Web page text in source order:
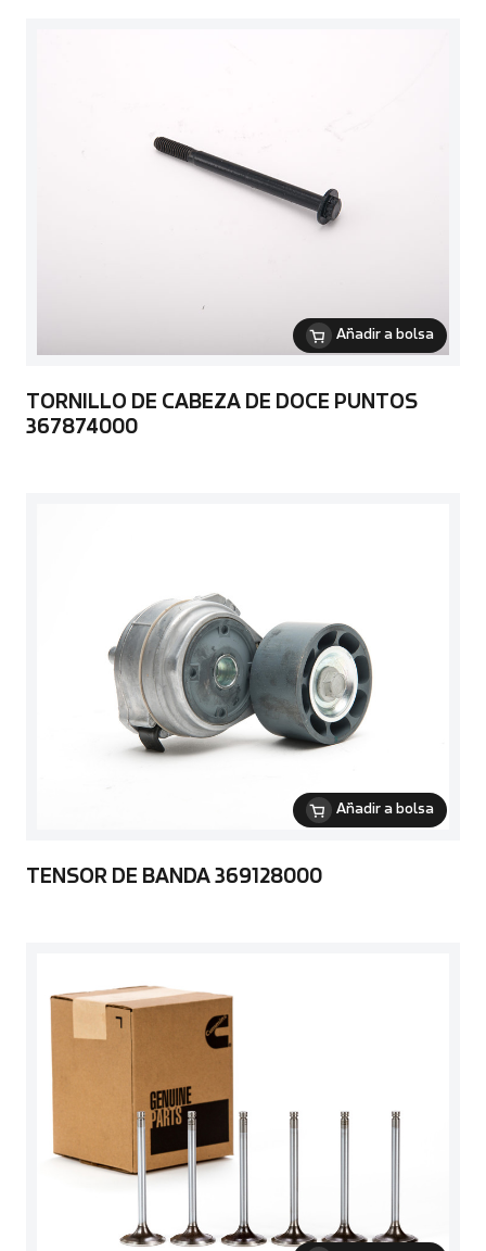
Añadir a bolsa
TORNILLO DE CABEZA DE DOCE PUNTOS
367874000
Añadir a bolsa
TENSOR DE BANDA 369128000